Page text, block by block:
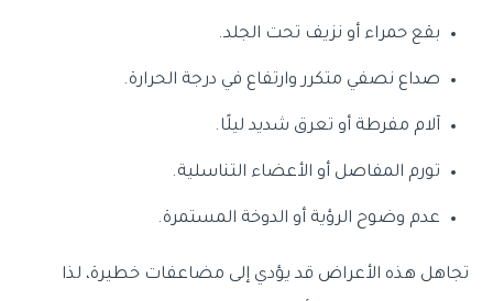
بقع حمراء أو نزيف تحت الجلد.
صداع نصفي متكرر وارتفاع في درجة الحرارة.
آلام مفرطة أو تعرق شديد ليلًا.
تورم المفاصل أو الأعضاء التناسلية.
عدم وضوح الرؤية أو الدوخة المستمرة.
تجاهل هذه الأعراض قد يؤدي إلى مضاعفات خطيرة، لذا